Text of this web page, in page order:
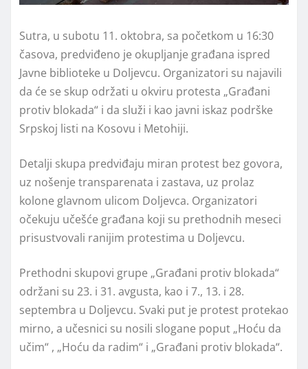
Sutra, u subotu 11. oktobra, sa početkom u 16:30
časova, predviđeno je okupljanje građana ispred
Javne biblioteke u Doljevcu. Organizatori su najavili
da će se skup održati u okviru protesta „Građani
protiv blokada“ i da služi i kao javni iskaz podrške
Srpskoj listi na Kosovu i Metohiji.
Detalji skupa predviđaju miran protest bez govora,
uz nošenje transparenata i zastava, uz prolaz
kolone glavnom ulicom Doljevca. Organizatori
očekuju učešće građana koji su prethodnih meseci
prisustvovali ranijim protestima u Doljevcu.
Prethodni skupovi grupe „Građani protiv blokada“
održani su 23. i 31. avgusta, kao i 7., 13. i 28.
septembra u Doljevcu. Svaki put je protest protekao
mirno, a učesnici su nosili slogane poput „Hoću da
učim“ , „Hoću da radim“ i „Građani protiv blokada“.